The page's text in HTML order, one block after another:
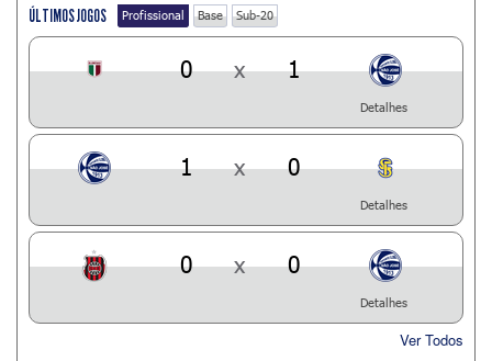
ÚLTIMOS JOGOS Profissional Base Sub-20
0 x 1
Detalhes
1 x 0
Detalhes
0 x 0
Detalhes
Ver Todos